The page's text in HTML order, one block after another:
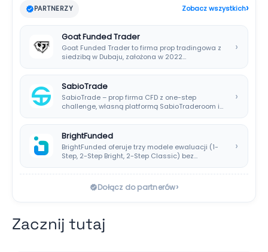
PARTNERZY Zobacz wszystkich›
Goat Funded Trader
Goat Funded Trader to firma prop tradingowa z
siedzibą w Dubaju, założona w 2022…
›
SabioTrade
SabioTrade – prop firma CFD z one-step
challenge, własną platformą SabioTraderoom i
›
BrightFunded
BrightFunded oferuje trzy modele ewaluacji (1-
Step, 2-Step Bright, 2-Step Classic) bez
›
Dołącz do partnerów›
Zacznij tutaj